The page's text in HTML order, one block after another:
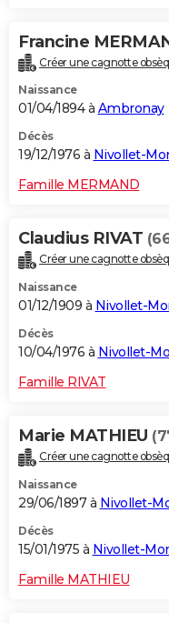
Francine
Créer une cagnotte
Naissance
01/04/1894 à Ambronay
Décès
19/12/1976 à Nivollet-
Famille MERMAND
Claudius RIVAT
Créer une cagnotte
Naissance
01/12/1909 à Nivollet-
Décès
10/04/1976 à Nivollet-
Famille RIVAT
Marie MATHIEU
Créer une cagnotte
Naissance
29/06/1897 à Nivollet-
Décès
15/01/1975 à Nivollet-
Famille MATHIEU